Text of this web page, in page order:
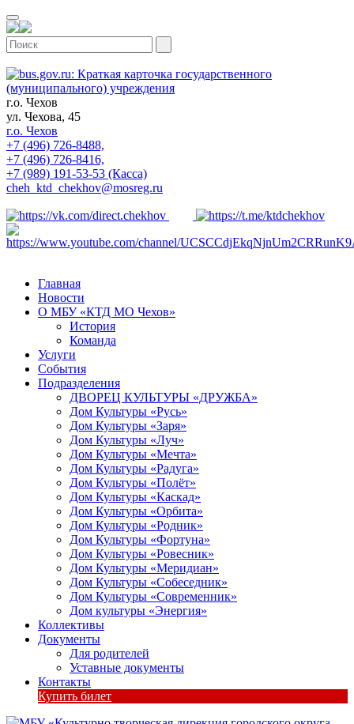
г.о. Чехов
ул. Чехова, 45
г.о. Чехов
+7 (496) 726-8488,
+7 (496) 726-8416,
+7 (989) 191-53-53 (Касса)
cheh_ktd_chekhov@mosreg.ru
Главная
Новости
О МБУ «КТД МО Чехов»
История
Команда
Услуги
События
Подразделения
ДВОРЕЦ КУЛЬТУРЫ «ДРУЖБА»
Дом Культуры «Русь»
Дом Культуры «Заря»
Дом Культуры «Луч»
Дом Культуры «Мечта»
Дом Культуры «Радуга»
Дом Культуры «Полёт»
Дом Культуры «Каскад»
Дом Культуры «Орбита»
Дом Культуры «Родник»
Дом Культуры «Фортуна»
Дом Культуры «Ровесник»
Дом Культуры «Меридиан»
Дом Культуры «Собеседник»
Дом Культуры «Современник»
Дом культуры «Энергия»
Коллективы
Документы
Для родителей
Уставные документы
Контакты
Купить билет